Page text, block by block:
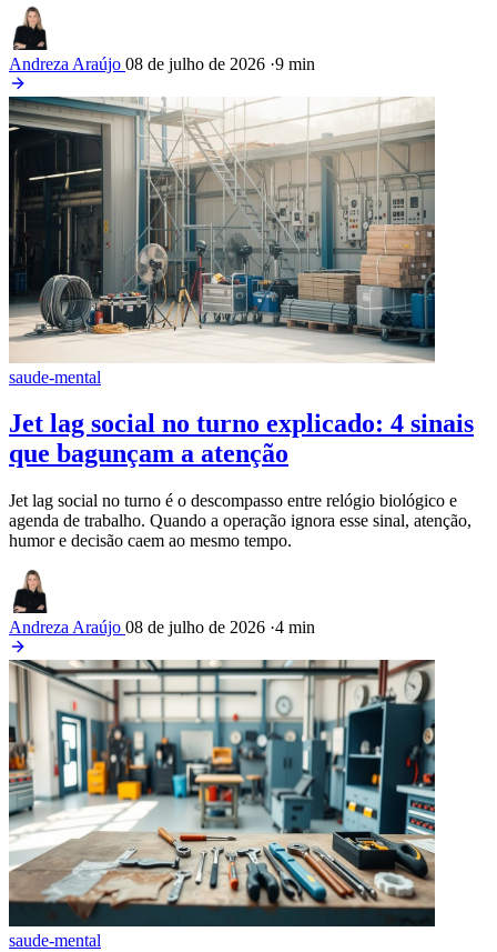
Andreza Araújo 08 de julho de 2026 ·9 min
saude-mental
Jet lag social no turno explicado: 4 sinais
que bagunçam a atenção
Jet lag social no turno é o descompasso entre relógio biológico e
agenda de trabalho. Quando a operação ignora esse sinal, atenção,
humor e decisão caem ao mesmo tempo.
Andreza Araújo 08 de julho de 2026 ·4 min
saude-mental